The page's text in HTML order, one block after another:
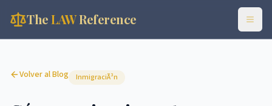
TheLAWReference
Volver al Blog InmigraciÃ³n